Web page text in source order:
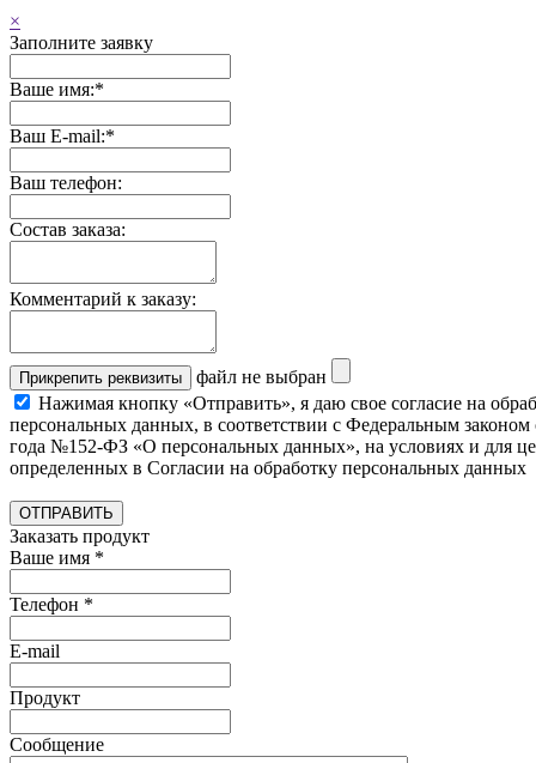
×
Заполните заявку
Ваше имя:*
Ваш E-mail:*
Ваш телефон:
Состав заказа:
Комментарий к заказу:
Прикрепить реквизиты
файл не выбран
Нажимая кнопку «Отправить», я даю свое согласие на
персональных данных, в соответствии с Федеральным законом
года №152-ФЗ «О персональных данных», на условиях и для
определенных в Согласии на обработку персональных данных
ОТПРАВИТЬ
Заказать продукт
Ваше имя *
Телефон *
E-mail
Продукт
Сообщение